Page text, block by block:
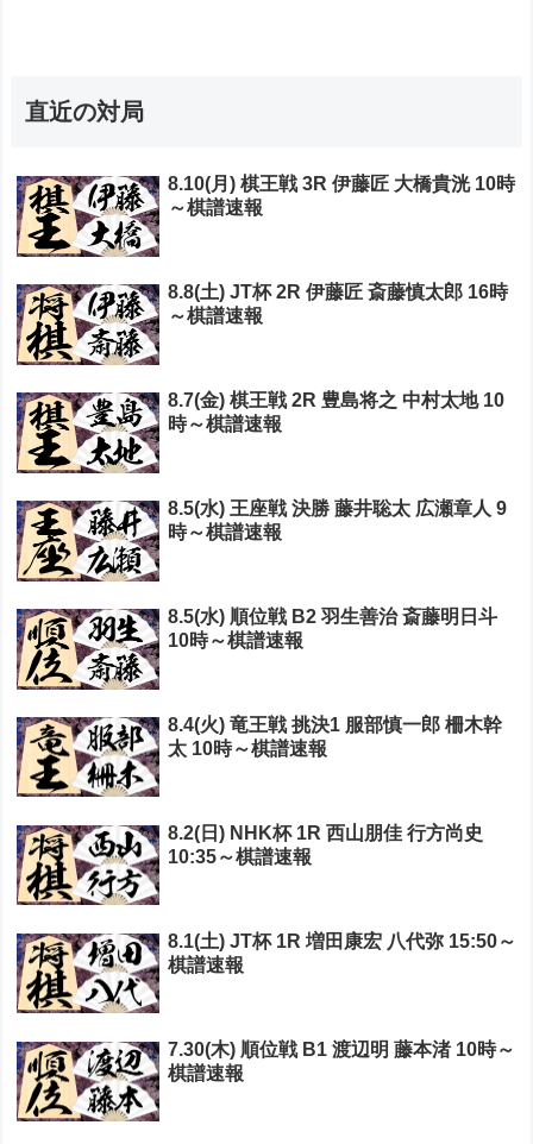
直近の対局
8.10(月) 棋王戦 3R 伊藤匠 大橋貴洸 10時
～棋譜速報
8.8(土) JT杯 2R 伊藤匠 斎藤慎太郎 16時
～棋譜速報
8.7(金) 棋王戦 2R 豊島将之 中村太地 10
時～棋譜速報
8.5(水) 王座戦 決勝 藤井聡太 広瀬章人 9
時～棋譜速報
8.5(水) 順位戦 B2 羽生善治 斎藤明日斗
10時～棋譜速報
8.4(火) 竜王戦 挑決1 服部慎一郎 柵木幹
太 10時～棋譜速報
8.2(日) NHK杯 1R 西山朋佳 行方尚史
10:35～棋譜速報
8.1(土) JT杯 1R 増田康宏 八代弥 15:50～
棋譜速報
7.30(木) 順位戦 B1 渡辺明 藤本渚 10時～
棋譜速報